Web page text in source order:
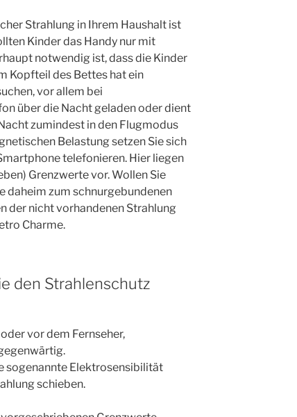
Strahlung in Ihrem Haushalt ist
Kinder das Handy nur mit
notwendig ist, dass die Kinder
Kopfteil des Bettes hat ein
vor allem bei
über die Nacht geladen oder dient
zumindest in den Flugmodus
Belastung setzen Sie sich
telefonieren. Hier liegen
Grenzwerte vor. Wollen Sie
daheim zum schnurgebundenen
der nicht vorhandenen Strahlung
Charme.
den Strahlenschutz
vor dem Fernseher,
sogenannte Elektrosensibilität
schieben.